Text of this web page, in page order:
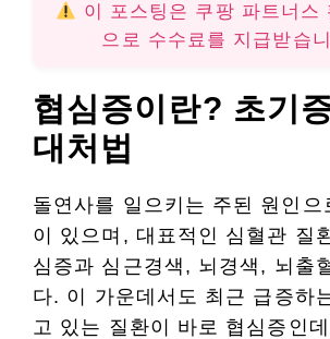
이 포스팅은 쿠팡 파트너스
으로 수수료를 지급받습
협심증이란? 초기
대처법
돌연사를 일으키는 주된 원인으
이 있으며, 대표적인 심혈관 질
심증과 심근경색, 뇌경색, 뇌출
다. 이 가운데서도 최근 급증하
고 있는 질환이 바로 협심증인